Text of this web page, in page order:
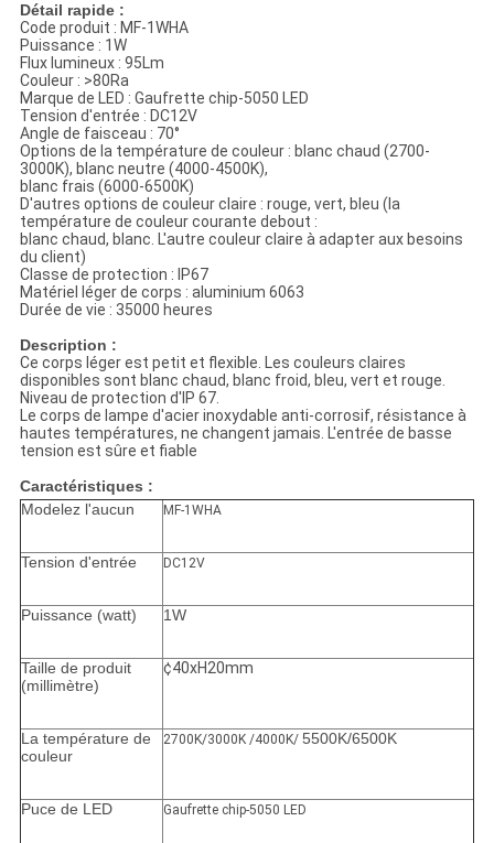
Détail rapide :
Code produit : MF-1WHA
Puissance : 1W
Flux lumineux : 95Lm
Couleur : >80Ra
Marque de LED : Gaufrette chip-5050 LED
Tension d'entrée : DC12V
Angle de faisceau : 70°
Options de la température de couleur : blanc chaud (2700-
3000K), blanc neutre (4000-4500K),
blanc frais (6000-6500K)
D'autres options de couleur claire : rouge, vert, bleu (la
température de couleur courante debout :
blanc chaud, blanc. L'autre couleur claire à adapter aux besoins
du client)
Classe de protection : IP67
Matériel léger de corps : aluminium 6063
Durée de vie : 35000 heures
Description :
Ce corps léger est petit et flexible. Les couleurs claires
disponibles sont blanc chaud, blanc froid, bleu, vert et rouge.
Niveau de protection d'IP 67.
Le corps de lampe d'acier inoxydable anti-corrosif, résistance à
hautes températures, ne changent jamais. L'entrée de basse
tension est sûre et fiable
Caractéristiques :
Modelez l'aucun
MF-1WHA
Tension d'entrée DC12V
Puissance (watt) 1W
Taille de produit
(millimètre)
¢40xH20mm
La température de
couleur
2700K/3000K /4000K/ 5500K/6500K
Puce de LED Gaufrette chip-5050 LED